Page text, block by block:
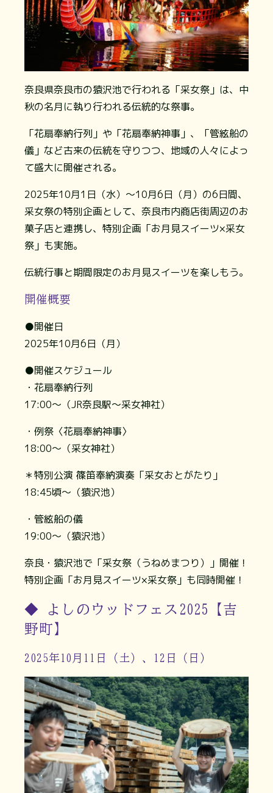
奈良県奈良市の猿沢池で行われる「采女祭」は、中
秋の名月に執り行われる伝統的な祭事。
「花扇奉納行列」や「花扇奉納神事」、「管絃船の
儀」など古来の伝統を守りつつ、地域の人々によっ
て盛大に開催される。
2025年10月1日（水）～10月6日（月）の6日間、
采女祭の特別企画として、奈良市内商店街周辺のお
菓子店と連携し、特別企画「お月見スイーツ×采女
祭」も実施。
伝統行事と期間限定のお月見スイーツを楽しもう。
開催概要
●開催日
2025年10月6日（月）
●開催スケジュール
・花扇奉納行列
17:00～（JR奈良駅～采女神社）
・例祭〈花扇奉納神事〉
18:00～（采女神社）
＊特別公演 篠笛奉納演奏「采女おとがたり」
18:45頃～（猿沢池）
・管絃船の儀
19:00～（猿沢池）
奈良・猿沢池で「采女祭（うねめまつり）」開催！
特別企画「お月見スイーツ×采女祭」も同時開催！
◆ よしのウッドフェス2025【吉
野町】
2025年10月11日（土）、12日（日）